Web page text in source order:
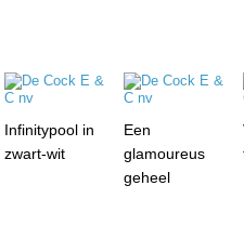
Infinitypool in
zwart-wit
Een
glamoureus
geheel